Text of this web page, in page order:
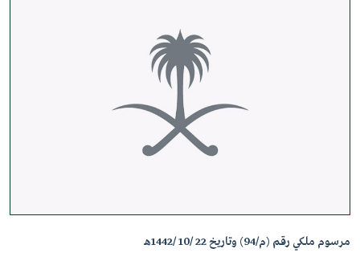
مرسوم ملكي رقم (م/94) وتاريخ 22 /10 /1442هـ